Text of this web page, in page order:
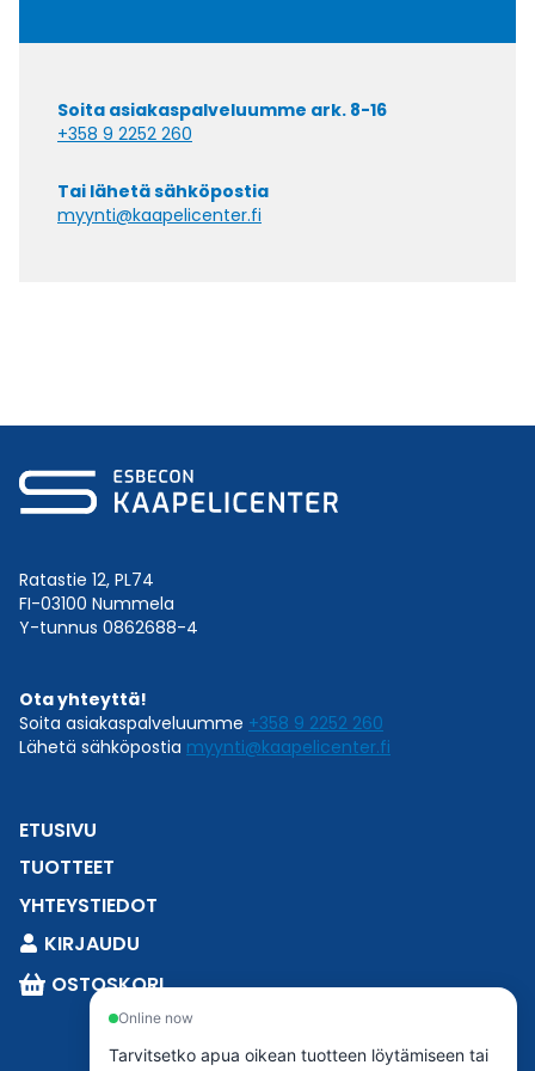
Soita asiakaspalveluumme ark. 8-16
+358 9 2252 260
Tai lähetä sähköpostia
myynti@kaapelicenter.fi
Ratastie 12, PL74
FI-03100 Nummela
Y-tunnus 0862688-4
Ota yhteyttä!
Soita asiakaspalveluumme +358 9 2252 260
Lähetä sähköpostia myynti@kaapelicenter.fi
ETUSIVU
TUOTTEET
YHTEYSTIEDOT
KIRJAUDU
OSTOSKORI
Online now
Tarvitsetko apua oikean tuotteen löytämiseen tai